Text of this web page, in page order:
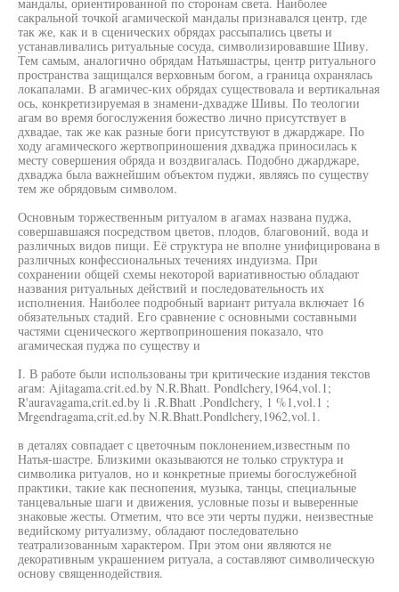
сакральной точкой агамической мандалы признавался центр, где
так же, как и в сценических обрядах рассыпались цветы и
устанавливались ритуальные сосуда, символизировавшие Шиву.
Тем самым, аналогично обрядам Натьяшастры, центр ритуального
пространства защищался верховным богом, а граница охранялась
локапалами. В агамичес-ких обрядах существовала и вертикальная
ось, конкретизируемая в знамени-дхвадже Шивы. По теологии
агам во время богослужения божество лично присутствует в
дхвадае, так же как разные боги присутствуют в джарджаре. По
ходу агамического жертвоприношения дхваджа приносилась к
месту совершения обряда и воздвигалась. Подобно джарджаре,
дхваджа была важнейшим объектом пуджи, являясь по существу
тем же обрядовым символом.
Основным торжественным ритуалом в агамах названа пуджа,
совершавшаяся посредством цветов, плодов, благовоний, вода и
различных видов пищи. Её структура не вполне унифицирована в
различных конфессиональных течениях индуизма. При
сохранении общей схемы некоторой вариативностью обладают
названия ритуальных действий и последовательность их
исполнения. Наиболее подробный вариант ритуала включает 16
обязательных стадий. Его сравнение с основными составными
частями сценического жертвоприношения показало, что
агамическая пуджа по существу и
I. В работе были использованы три критические издания текстов
агам: Ajitagama.crit.ed.by N.R.Bhatt. Pondlchery,1964,vol.1;
R'auravagama,crit.ed.by li .R.Bhatt .Pondlchery, 1 %1,vol.1 ;
Mrgendragama,crit.ed.by N.R.Bhatt.Pondlchery,1962,vol.1.
в деталях совпадает с цветочным поклонением,известным по
Натья-шастре. Близкими оказываются не только структура и
символика ритуалов, но и конкретные приемы богослужебной
практики, такие как песнопения, музыка, танцы, специальные
танцевальные шаги и движения, условные позы и выверенные
знаковые жесты. Отметим, что все эти черты пуджи, неизвестные
ведийскому ритуализму, обладают последовательно
театрализованным характером. При этом они являются не
декоративным украшением ритуала, а составляют символическую
основу священнодействия.